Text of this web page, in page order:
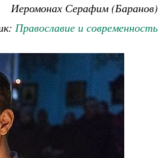
Иеромонах Серафим (Баранов)
Православие и современность